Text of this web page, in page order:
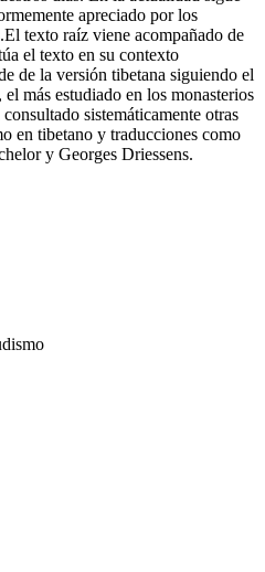
apreciado por los
texto raíz viene acompañado de
el texto en su contexto
de la versión tibetana siguiendo el
más estudiado en los monasterios
sistemáticamente otras
en tibetano y traducciones como
y Georges Driessens.